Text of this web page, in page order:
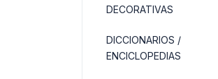
DECORATIVAS
DICCIONARIOS /
ENCICLOPEDIAS